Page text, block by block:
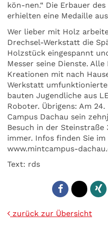
kön-nen.“ Die Erbauer
erhielten eine Medaille
Wer lieber mit Holz
Drechsel-Werkstatt die
Holzstück eingespannt
Messer seine Dienste.
Kreationen mit nach
Werkstatt
bauten Jugendliche aus
Roboter. Übrigens: Am
Campus Dachau sein
Besuch in der
immer. Infos finden Sie
www.mintcampus-
Text: rds
zurück zur Übersicht